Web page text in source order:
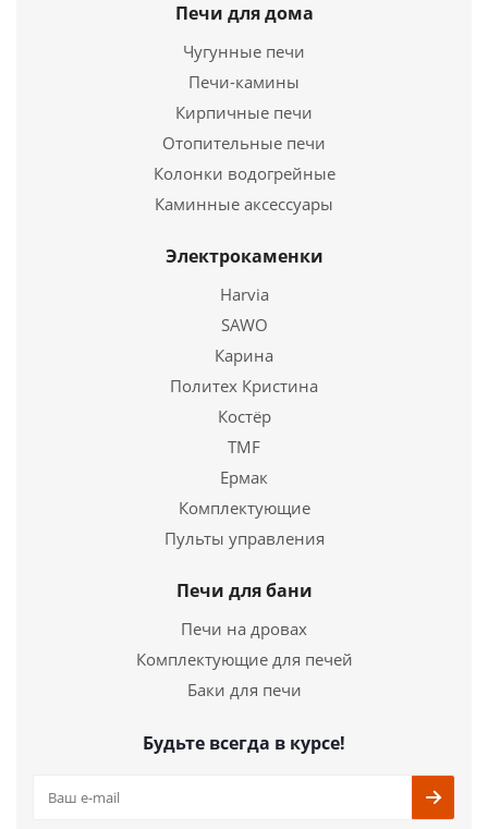
Подробнее
Купить в 1 клик
1414 LK Задвижка дымохода (140х140)
1 358руб.
Печи для дома
Чугунные печи
Печи-камины
Кирпичные печи
Отопительные печи
Колонки водогрейные
Каминные аксессуары
Электрокаменки
Harvia
SAWO
Карина
Политех Кристина
Костёр
TMF
Ермак
Комплектующие
Пульты управления
Печи для бани
Печи на дровах
Комплектующие для печей
Баки для печи
Будьте всегда в курсе!